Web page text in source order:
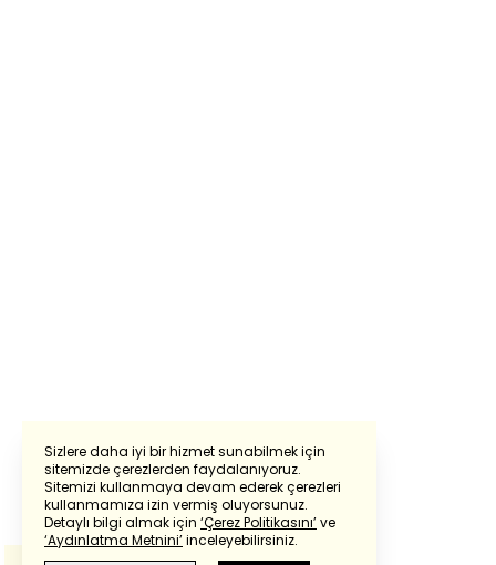
Sizlere daha iyi bir hizmet sunabilmek için
sitemizde çerezlerden faydalanıyoruz.
Sitemizi kullanmaya devam ederek çerezleri
kullanmamıza izin vermiş oluyorsunuz.
Detaylı bilgi almak için ‘Çerez Politikasını’ve
‘Aydınlatma Metnini’inceleyebilirsiniz.
Powered by Translate